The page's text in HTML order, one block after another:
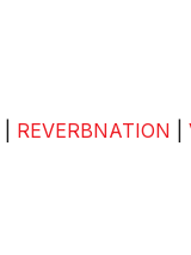
REVERBNATION